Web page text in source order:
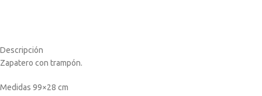
Descripción
Zapatero con trampón.
Medidas 99×28 cm